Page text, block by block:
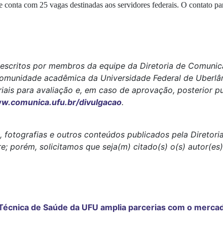
com 25 vagas destinadas aos servidores federais. O contato
por membros da equipe da Diretoria de
acadêmica da Universidade Federal de
para avaliação e, em caso de aprovação, posterior
divulgacao.
fotografias e outros conteúdos publicados pela
porém, solicitamos que seja(m) citado(s) o(s)
de Saúde da UFU amplia parcerias com o